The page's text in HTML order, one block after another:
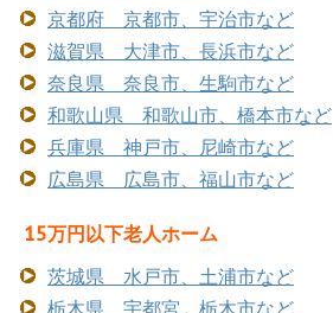
京都府 京都市、宇治市など
滋賀県 大津市、長浜市など
奈良県 奈良市、生駒市など
和歌山県 和歌山市、橋本市など
兵庫県 神戸市、尼崎市など
広島県 広島市、福山市など
15万円以下老人ホーム
茨城県 水戸市、土浦市など
栃木県 宇都宮、栃木市など